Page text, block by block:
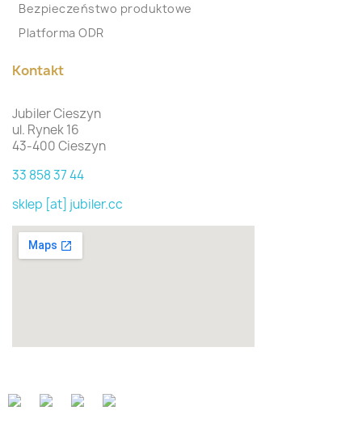
Bezpieczeństwo produktowe
Platforma ODR
Kontakt
Jubiler Cieszyn
ul. Rynek 16
43-400 Cieszyn
33 858 37 44
sklep [at] jubiler.cc